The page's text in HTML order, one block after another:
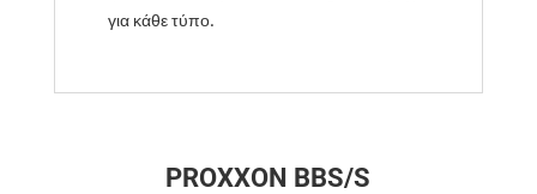
για κάθε τύπο.
PROXXON BBS/S